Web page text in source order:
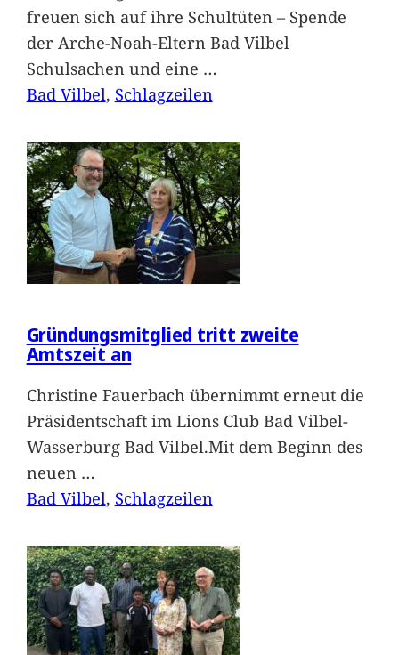
freuen sich auf ihre Schultüten – Spende
der Arche-Noah-Eltern Bad Vilbel
Schulsachen und eine …
Bad Vilbel, Schlagzeilen
Gründungsmitglied tritt zweite
Amtszeit an
Christine Fauerbach übernimmt erneut die
Präsidentschaft im Lions Club Bad Vilbel-
Wasserburg Bad Vilbel.Mit dem Beginn des
neuen …
Bad Vilbel, Schlagzeilen